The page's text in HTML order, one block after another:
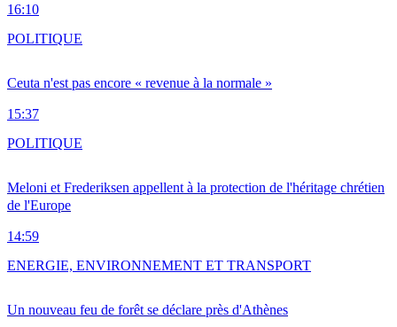
16:10
Ceuta n'est pas encore « revenue à la normale »
15:37
POLITIQUE
Meloni et Frederiksen appellent à la protection de l'héritage chrétien
de l'Europe
14:59
POLITIQUE
Un nouveau feu de forêt se déclare près d'Athènes
ENERGIE, ENVIRONNEMENT ET TRANSPORT